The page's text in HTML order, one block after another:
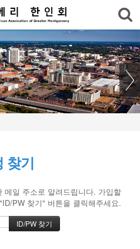
찾기
메일 주소로 알려드립니다. 가입할
PW 찾기" 버튼을 클릭해주세요.